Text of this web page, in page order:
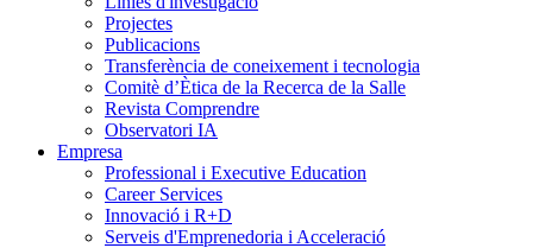
Projectes
Publicacions
Transferència de coneixement i tecnologia
Comitè d’Ètica de la Recerca de la Salle
Revista Comprendre
Observatori IA
Empresa
Professional i Executive Education
Career Services
Innovació i R+D
Serveis d'Emprenedoria i Acceleració